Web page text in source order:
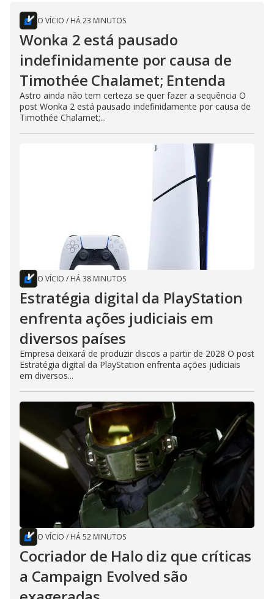
O VÍCIO / HÁ 23 MINUTOS
Wonka 2 está pausado
indefinidamente por causa de
Timothée Chalamet; Entenda
Astro ainda não tem certeza se quer fazer a sequência O
post Wonka 2 está pausado indefinidamente por causa de
Timothée Chalamet;...
O VÍCIO / HÁ 38 MINUTOS
Estratégia digital da PlayStation
enfrenta ações judiciais em
diversos países
Empresa deixará de produzir discos a partir de 2028 O post
Estratégia digital da PlayStation enfrenta ações judiciais
em diversos...
O VÍCIO / HÁ 52 MINUTOS
Cocriador de Halo diz que críticas
a Campaign Evolved são